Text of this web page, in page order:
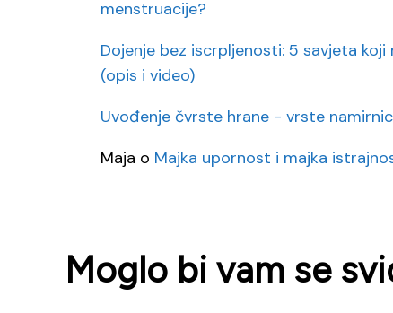
menstruacije?
Dojenje bez iscrpljenosti: 5 savjeta
(opis i video)
Uvođenje čvrste hrane - vrste
Maja o Majka upornost i majka
Moglo bi vam se